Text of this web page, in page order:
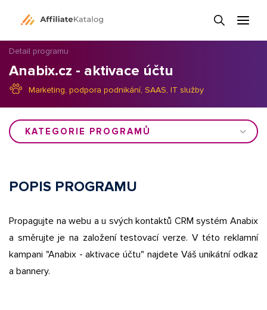
Detail programu
Anabix.cz - aktivace účtu
Marketing, podpora podnikání, SAAS, IT služby
KATEGORIE PROGRAMŮ
POPIS PROGRAMU
Propagujte na webu a u svých kontaktů CRM systém Anabix
a směrujte je na založení testovací verze. V této reklamní
kampani "Anabix - aktivace účtu" najdete Váš unikátní odkaz
a bannery.